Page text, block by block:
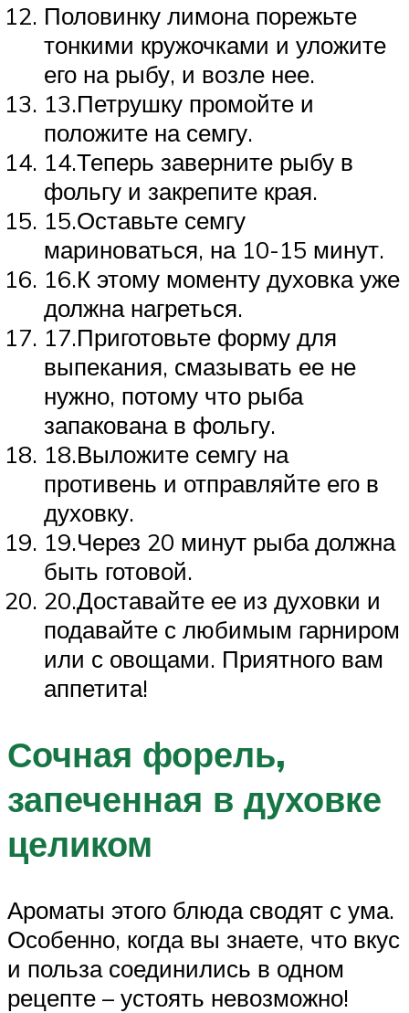
Половинку лимона порежьте
тонкими кружочками и уложите
его на рыбу, и возле нее.
13.Петрушку промойте и
положите на семгу.
14.Теперь заверните рыбу в
фольгу и закрепите края.
15.Оставьте семгу
мариноваться, на 10-15 минут.
16.К этому моменту духовка уже
должна нагреться.
17.Приготовьте форму для
выпекания, смазывать ее не
нужно, потому что рыба
запакована в фольгу.
18.Выложите семгу на
противень и отправляйте его в
духовку.
19.Через 20 минут рыба должна
быть готовой.
20.Доставайте ее из духовки и
подавайте с любимым гарниром
или с овощами. Приятного вам
аппетита!
Сочная форель,
запеченная в духовке
целиком
Ароматы этого блюда сводят с ума.
Особенно, когда вы знаете, что вкус
и польза соединились в одном
рецепте – устоять невозможно!